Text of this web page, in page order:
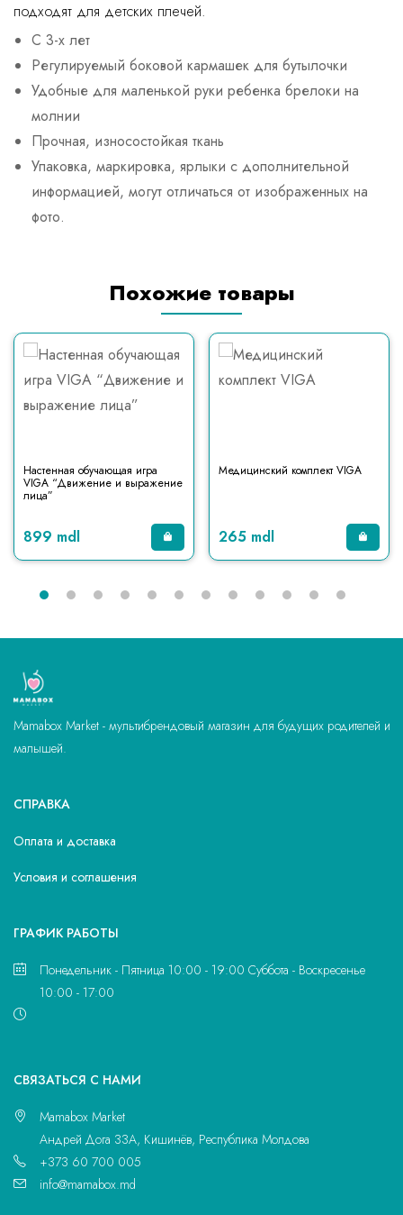
подходят для детских плечей.
С 3-х лет
Регулируемый боковой кармашек для бутылочки
Удобные для маленькой руки ребенка брелоки на
молнии
Прочная, износостойкая ткань
Упаковка, маркировка, ярлыки с дополнительной
информацией, могут отличаться от изображенных на
фото.
Похожие товары
Настенная обучающая игра
VIGA “Движение и выражение
лица”
899 mdl
Медицинский комплект VIGA
265 mdl
Mamabox Market - мультибрендовый магазин для будущих родителей и
малышей.
СПРАВКА
Оплата и доставка
Условия и соглашения
ГРАФИК РАБОТЫ
Понедельник - Пятница 10:00 - 19:00 Суббота - Воскресенье
10:00 - 17:00
CВЯЗАТЬСЯ С НАМИ
Mamabox Market
Андрей Дога 33A, Кишинёв, Республика Молдова
+373 60 700 005
info@mamabox.md